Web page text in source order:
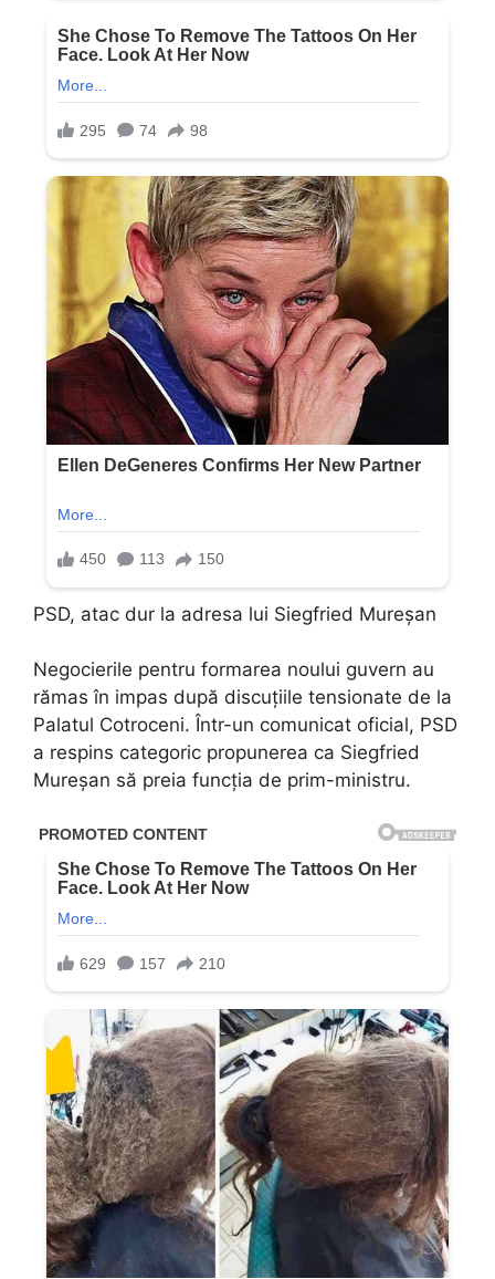
PSD, atac dur la adresa lui Siegfried Mureșan
Negocierile pentru formarea noului guvern au
rămas în impas după discuțiile tensionate de la
Palatul Cotroceni. Într-un comunicat oficial, PSD
a respins categoric propunerea ca Siegfried
Mureșan să preia funcția de prim-ministru.